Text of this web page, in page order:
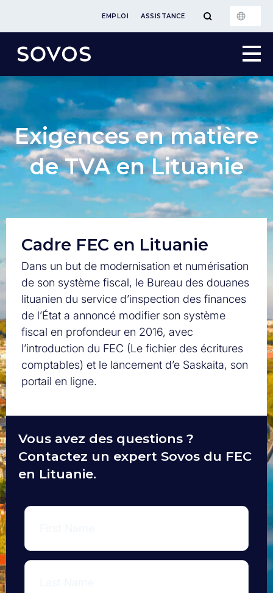
EMPLOI ASSISTANCE
Exigences en matière
de TVA en Lituanie
Cadre FEC en Lituanie
Dans un but de modernisation et numérisation
de son système fiscal, le Bureau des douanes
lituanien du service d’inspection des finances
de l’État a annoncé modifier son système
fiscal en profondeur en 2016, avec
l’introduction du FEC (Le fichier des écritures
comptables) et le lancement d’e Saskaita, son
portail en ligne.
Vous avez des questions ?
Contactez un expert Sovos du FEC
en Lituanie.